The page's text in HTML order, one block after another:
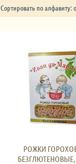
Сортировать по алфавиту:
РОЖКИ
БЕЗГЛЮТЕНОВЫЕ,